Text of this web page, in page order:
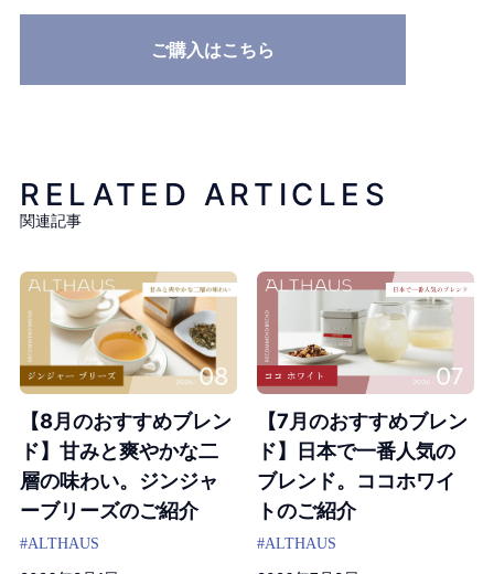
ご購入はこちら
RELATED ARTICLES
関連記事
【8月のおすすめブレン
ド】甘みと爽やかな二
層の味わい。ジンジャ
ーブリーズのご紹介
#ALTHAUS
【7月のおすすめブレン
ド】日本で一番人気の
ブレンド。ココホワイ
トのご紹介
#ALTHAUS